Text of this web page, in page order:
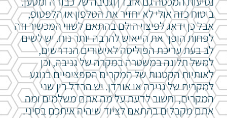
ביטוח כזה אולי לא יחזיר את הטלפון או הלפטופ,
אבל כן ידאג לפיצוי הולם בהתאם לשווי המכשיר וזה
לפחות הופך את הייאוש להרבה יותר נוח. יש לשים
לב בעת עריכת הפוליסה לאישורים הנדרשים,
למשל תלונה במשטרה במקרה של גניבה, וכן
לאותיות הקטנות של המקרים הספציפיים בנוגע
למקרים של גניבה או אובדן. יש הבדל בין שני
המקרים, וחשוב לדעת על מה אתם משלמים ומה
אתם מקבלים בהתאם לציוד שיהיה איתכם בסיני.